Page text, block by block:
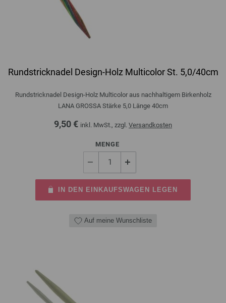
Rundstricknadel Design-Holz Multicolor St. 5,0/40cm
Rundstricknadel Design-Holz Multicolor aus nachhaltigem Birkenholz
LANA GROSSA Stärke 5,0 Länge 40cm
9,50 € inkl. MwSt., zzgl. Versandkosten
MENGE
IN DEN EINKAUFSWAGEN LEGEN
Auf meine Wunschliste